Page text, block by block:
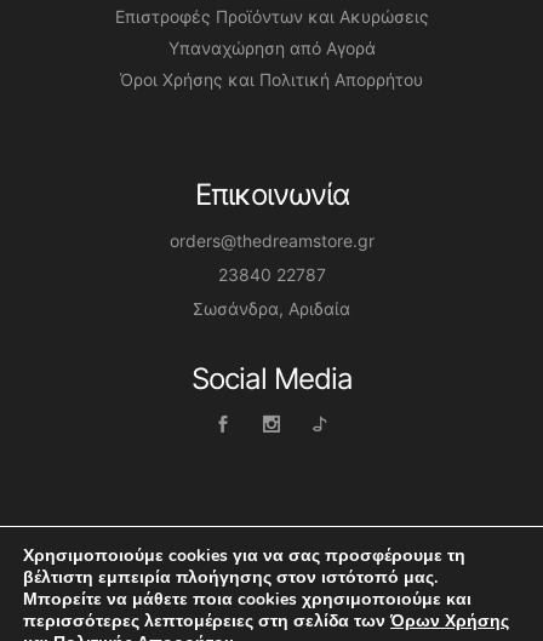
Επιστροφές Προϊόντων και Ακυρώσεις
Υπαναχώρηση από Αγορά
Όροι Χρήσης και Πολιτική Απορρήτου
Επικοινωνία
orders@thedreamstore.gr
23840 22787
Σωσάνδρα, Αριδαία
Social Media
Dreamstore © 2026 | Website by Themis Boltsis
Χρησιμοποιούμε cookies για να σας προσφέρουμε τη
βέλτιστη εμπειρία πλοήγησης στον ιστότοπό μας.
Μπορείτε να μάθετε ποια cookies χρησιμοποιούμε και
περισσότερες λεπτομέρειες στη σελίδα τωνΌρων Χρήσης